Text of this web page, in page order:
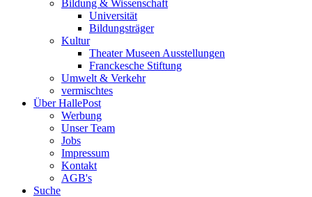
Bildung & Wissenschaft
Universität
Bildungsträger
Kultur
Theater Museen Ausstellungen
Franckesche Stiftung
Umwelt & Verkehr
vermischtes
Über HallePost
Werbung
Unser Team
Jobs
Impressum
Kontakt
AGB's
Suche